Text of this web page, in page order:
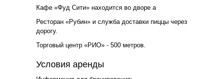
Кафе «Фуд Сити» находится во дворе а
Ресторан «Рубин» и служба доставки пиццы через
дорогу.
Торговый центр «РИО» - 500 метров.
Условия аренды